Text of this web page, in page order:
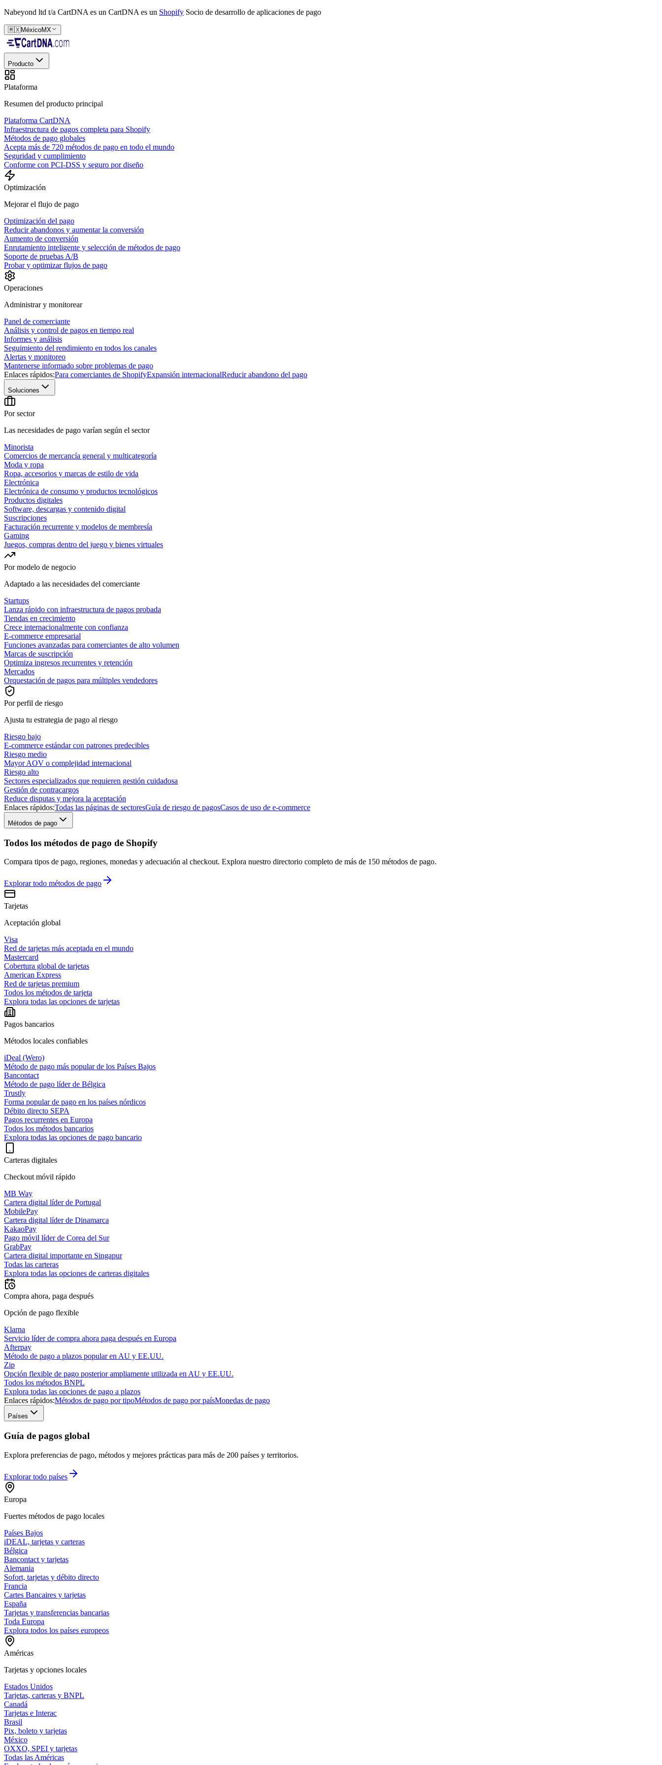
Nabeyond ltd t/a CartDNA es un CartDNA es un Shopify Socio de desarrollo de aplicaciones de pago
🇲🇽MéxicoMX
Producto
Plataforma
Resumen del producto principal
Plataforma CartDNA
Infraestructura de pagos completa para Shopify
Métodos de pago globales
Acepta más de 720 métodos de pago en todo el mundo
Seguridad y cumplimiento
Conforme con PCI-DSS y seguro por diseño
Optimización
Mejorar el flujo de pago
Optimización del pago
Reducir abandonos y aumentar la conversión
Aumento de conversión
Enrutamiento inteligente y selección de métodos de pago
Soporte de pruebas A/B
Probar y optimizar flujos de pago
Operaciones
Administrar y monitorear
Panel de comerciante
Análisis y control de pagos en tiempo real
Informes y análisis
Seguimiento del rendimiento en todos los canales
Alertas y monitoreo
Mantenerse informado sobre problemas de pago
Enlaces rápidos:Para comerciantes de ShopifyExpansión internacionalReducir abandono del pago
Soluciones
Por sector
Las necesidades de pago varían según el sector
Minorista
Comercios de mercancía general y multicategoría
Moda y ropa
Ropa, accesorios y marcas de estilo de vida
Electrónica
Electrónica de consumo y productos tecnológicos
Productos digitales
Software, descargas y contenido digital
Suscripciones
Facturación recurrente y modelos de membresía
Gaming
Juegos, compras dentro del juego y bienes virtuales
Por modelo de negocio
Adaptado a las necesidades del comerciante
Startups
Lanza rápido con infraestructura de pagos probada
Tiendas en crecimiento
Crece internacionalmente con confianza
E-commerce empresarial
Funciones avanzadas para comerciantes de alto volumen
Marcas de suscripción
Optimiza ingresos recurrentes y retención
Mercados
Orquestación de pagos para múltiples vendedores
Por perfil de riesgo
Ajusta tu estrategia de pago al riesgo
Riesgo bajo
E-commerce estándar con patrones predecibles
Riesgo medio
Mayor AOV o complejidad internacional
Riesgo alto
Sectores especializados que requieren gestión cuidadosa
Gestión de contracargos
Reduce disputas y mejora la aceptación
Enlaces rápidos:Todas las páginas de sectoresGuía de riesgo de pagosCasos de uso de e-commerce
Métodos de pago
Todos los métodos de pago de Shopify
Compara tipos de pago, regiones, monedas y adecuación al checkout. Explora nuestro directorio completo de más de 150 métodos de pago.
Explorar todo métodos de pago
Tarjetas
Aceptación global
Visa
Red de tarjetas más aceptada en el mundo
Mastercard
Cobertura global de tarjetas
American Express
Red de tarjetas premium
Todos los métodos de tarjeta
Explora todas las opciones de tarjetas
Pagos bancarios
Métodos locales confiables
iDeal (Wero)
Método de pago más popular de los Países Bajos
Bancontact
Método de pago líder de Bélgica
Trustly
Forma popular de pago en los países nórdicos
Débito directo SEPA
Pagos recurrentes en Europa
Todos los métodos bancarios
Explora todas las opciones de pago bancario
Carteras digitales
Checkout móvil rápido
MB Way
Cartera digital líder de Portugal
MobilePay
Cartera digital líder de Dinamarca
KakaoPay
Pago móvil líder de Corea del Sur
GrabPay
Cartera digital importante en Singapur
Todas las carteras
Explora todas las opciones de carteras digitales
Compra ahora, paga después
Opción de pago flexible
Klarna
Servicio líder de compra ahora paga después en Europa
Afterpay
Método de pago a plazos popular en AU y EE.UU.
Zip
Opción flexible de pago posterior ampliamente utilizada en AU y EE.UU.
Todos los métodos BNPL
Explora todas las opciones de pago a plazos
Enlaces rápidos:Métodos de pago por tipoMétodos de pago por paísMonedas de pago
Países
Guía de pagos global
Explora preferencias de pago, métodos y mejores prácticas para más de 200 países y territorios.
Explorar todo países
Europa
Fuertes métodos de pago locales
Países Bajos
iDEAL, tarjetas y carteras
Bélgica
Bancontact y tarjetas
Alemania
Sofort, tarjetas y débito directo
Francia
Cartes Bancaires y tarjetas
España
Tarjetas y transferencias bancarias
Toda Europa
Explora todos los países europeos
Américas
Tarjetas y opciones locales
Estados Unidos
Tarjetas, carteras y BNPL
Canadá
Tarjetas e Interac
Brasil
Pix, boleto y tarjetas
México
OXXO, SPEI y tarjetas
Todas las Américas